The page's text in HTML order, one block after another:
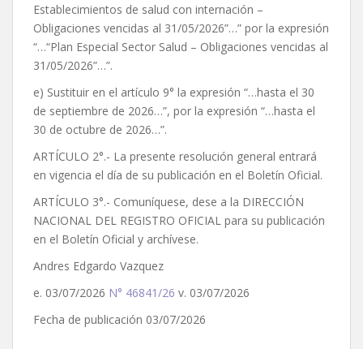
Establecimientos de salud con internación –
Obligaciones vencidas al 31/05/2026”…” por la expresión
“…“Plan Especial Sector Salud – Obligaciones vencidas al
31/05/2026”…”.
e) Sustituir en el artículo 9° la expresión “…hasta el 30
de septiembre de 2026…”, por la expresión “…hasta el
30 de octubre de 2026…”.
ARTÍCULO 2°.- La presente resolución general entrará
en vigencia el día de su publicación en el Boletín Oficial.
ARTÍCULO 3°.- Comuníquese, dese a la DIRECCIÓN
NACIONAL DEL REGISTRO OFICIAL para su publicación
en el Boletín Oficial y archívese.
Andres Edgardo Vazquez
e. 03/07/2026 N° 46841/26 v. 03/07/2026
Fecha de publicación 03/07/2026